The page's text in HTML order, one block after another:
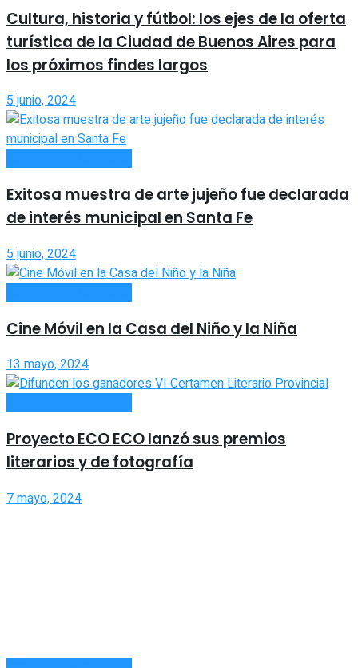
Cultura, historia y fútbol: los ejes de la oferta
turística de la Ciudad de Buenos Aires para
los próximos findes largos
5 junio, 2024
Exitosa muestra de arte jujeño fue declarada
de interés municipal en Santa Fe
5 junio, 2024
Cine Móvil en la Casa del Niño y la Niña
13 mayo, 2024
Proyecto ECO ECO lanzó sus premios
literarios y de fotografía
7 mayo, 2024